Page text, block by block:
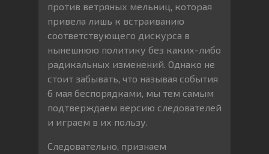
против ветряных мельниц, которая
привела лишь к встраиванию
соответствующего дискурса в
нынешнюю политику без каких-либо
радикальных изменений. Однако не
стоит забывать, что называя события
6 мая беспорядками, мы тем самым
подтверждаем версию следователей
и играем в их пользу.
Следовательно, признаем